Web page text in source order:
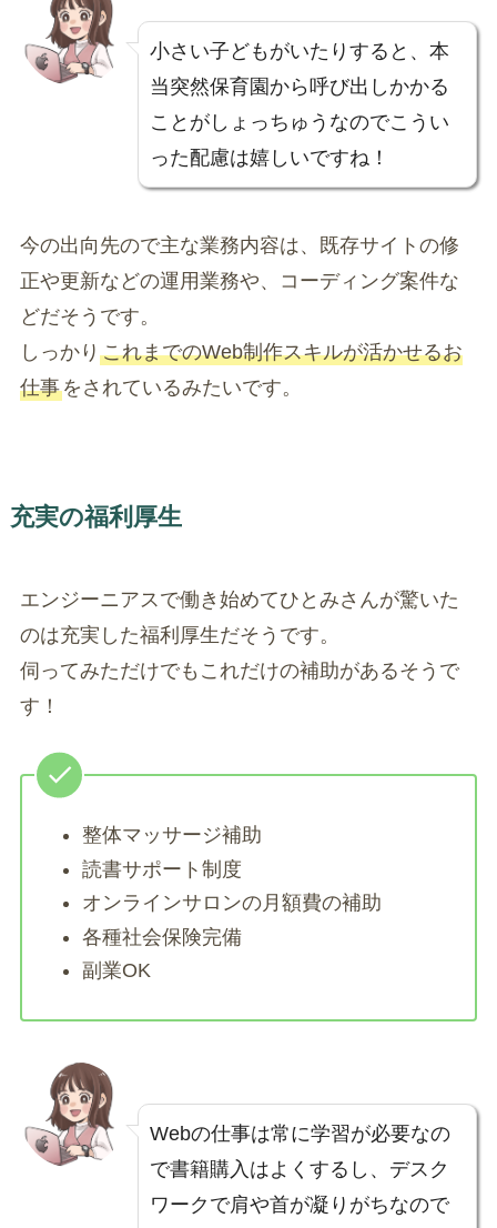
小さい子どもがいたりすると、本
当突然保育園から呼び出しかかる
ことがしょっちゅうなのでこうい
った配慮は嬉しいですね！
今の出向先ので主な業務内容は、既存サイトの修
正や更新などの運用業務や、コーディング案件な
どだそうです。
しっかり これまでのWeb制作スキルが活かせるお
仕事をされているみたいです。
充実の福利厚生
エンジーニアスで働き始めてひとみさんが驚いた
のは充実した福利厚生だそうです。
伺ってみただけでもこれだけの補助があるそうで
す！
整体マッサージ補助
読書サポート制度
オンラインサロンの月額費の補助
各種社会保険完備
副業OK
Webの仕事は常に学習が必要なの
で書籍購入はよくするし、デスク
ワークで肩や首が凝りがちなので